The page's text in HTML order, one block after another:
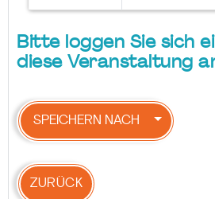
Bitte loggen Sie sich
diese Veranstaltung
SPEICHERN NACH
ZURÜCK